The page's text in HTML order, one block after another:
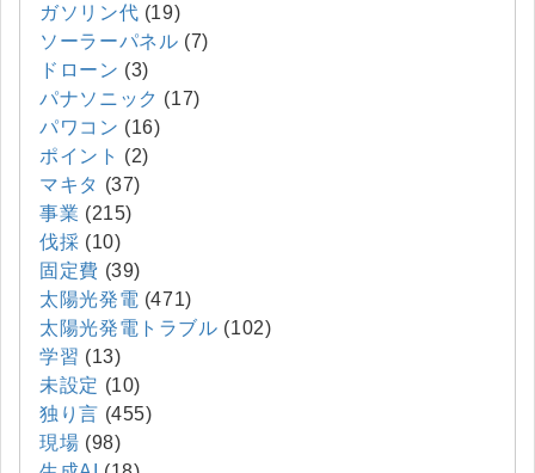
ガソリン代 (19)
ソーラーパネル (7)
ドローン (3)
パナソニック (17)
パワコン (16)
ポイント (2)
マキタ (37)
事業 (215)
伐採 (10)
固定費 (39)
太陽光発電 (471)
太陽光発電トラブル (102)
学習 (13)
未設定 (10)
独り言 (455)
現場 (98)